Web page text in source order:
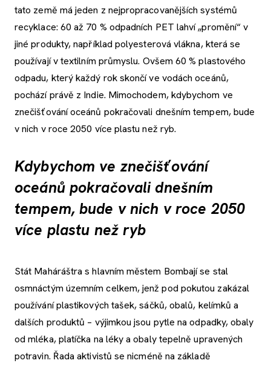
tato země má jeden z nejpropracovanějších systémů
recyklace: 60 až 70 % odpadních PET lahví „promění“ v
jiné produkty, například polyesterová vlákna, která se
používají v textilním průmyslu. Ovšem 60 % plastového
odpadu, který každý rok skončí ve vodách oceánů,
pochází právě z Indie. Mimochodem, kdybychom ve
znečišťování oceánů pokračovali dnešním tempem, bude
v nich v roce 2050 více plastu než ryb.
Kdybychom ve znečišťování
oceánů pokračovali dnešním
tempem, bude v nich v roce 2050
více plastu než ryb
Stát Maháráštra s hlavním městem Bombají se stal
osmnáctým územním celkem, jenž pod pokutou zakázal
používání plastikových tašek, sáčků, obalů, kelímků a
dalších produktů – výjimkou jsou pytle na odpadky, obaly
od mléka, platíčka na léky a obaly tepelně upravených
potravin. Řada aktivistů se nicméně na základě